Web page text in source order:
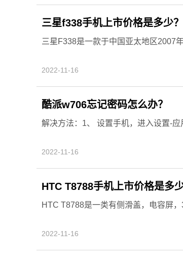
三星f338手机上市价格是多少
三星F338是一款于中国亚太地区2007
2022-11-16
酷派w706忘记密码怎么办？
解决方法：1、 设置手机，进入设置-
2022-11-16
HTC T8788手机上市价格是多
HTC T8788是一类有侧滑盖，电容屏
2022-11-16